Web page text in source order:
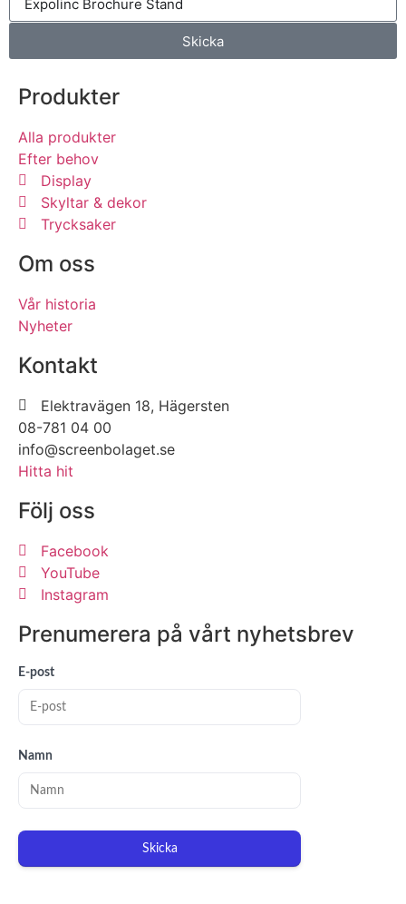
Skicka
Produkter
Alla produkter
Efter behov
Display
Skyltar & dekor
Trycksaker
Om oss
Vår historia
Nyheter
Kontakt
Elektravägen 18, Hägersten
08-781 04 00
info@screenbolaget.se
Hitta hit
Följ oss
Facebook
YouTube
Instagram
Prenumerera på vårt nyhetsbrev
E-post
Namn
Skicka